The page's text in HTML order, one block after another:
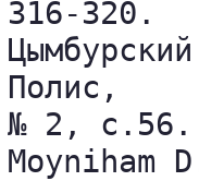
316-320.
Полис,
№ 2, с.56.
Моуniham